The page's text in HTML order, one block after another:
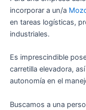
incorporar a un/a
en tareas logísticas,
industriales.
Es imprescindible
carretilla elevadora,
autonomía en el
Buscamos a una